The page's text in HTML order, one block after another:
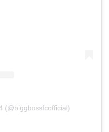
(@biggbossfcofficial)